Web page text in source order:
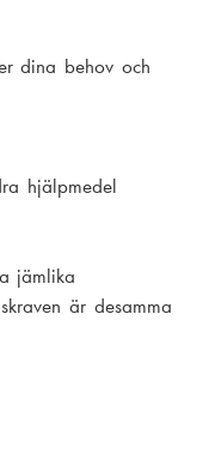
dina behov och
hjälpmedel
jämlika
är desamma